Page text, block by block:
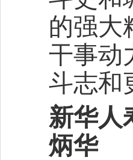
的强大
干事动
斗志和
新华人
炳华